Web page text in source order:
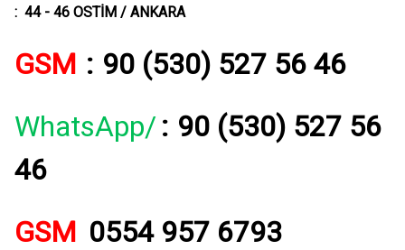
: 44 - 46 OSTİM / ANKARA
GSM : 90 (530) 527 56 46
WhatsApp/ : 90 (530) 527 56
46
GSM 0554 957 6793